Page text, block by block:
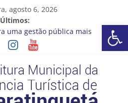
Barra de Ferramentas Aberta
agosto 6, 2026
Últimos:
uma gestão pública mais
estar mais perto do que você
divulga novo cronograma dos